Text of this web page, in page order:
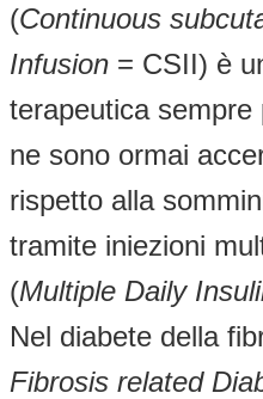
(Continuous
Infusion = CSII) è
terapeutica
ne sono ormai
rispetto alla
tramite iniezioni
(Multiple Daily
Nel diabete della
Fibrosis related